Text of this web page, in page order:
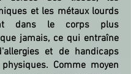
et les métaux lourds
dans le corps plus
jamais, ce qui entraîne
et de handicaps
Comme moyen